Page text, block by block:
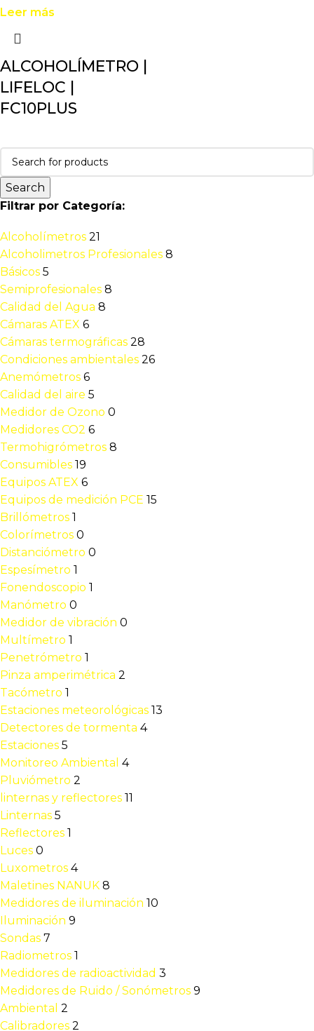
Search
Filtrar por Categoría:
Alcoholímetros 21
Alcoholimetros Profesionales 8
Básicos 5
Semiprofesionales 8
Calidad del Agua 8
Cámaras ATEX 6
Cámaras termográficas 28
Condiciones ambientales 26
Anemómetros 6
Calidad del aire 5
Medidor de Ozono 0
Medidores CO2 6
Termohigrómetros 8
Consumibles 19
Equipos ATEX 6
Equipos de medición PCE 15
Brillómetros 1
Colorímetros 0
Distanciómetro 0
Espesímetro 1
Fonendoscopio 1
Manómetro 0
Medidor de vibración 0
Multímetro 1
Penetrómetro 1
Pinza amperimétrica 2
Tacómetro 1
Estaciones meteorológicas 13
Detectores de tormenta 4
Estaciones 5
Monitoreo Ambiental 4
Pluviómetro 2
linternas y reflectores 11
Linternas 5
Reflectores 1
Luces 0
Luxometros 4
Maletines NANUK 8
Medidores de iluminación 10
Iluminación 9
Sondas 7
Radiometros 1
Medidores de radioactividad 3
Medidores de Ruido / Sonómetros 9
Ambiental 2
Calibradores 2
Leer más
ALCOHOLÍMETRO |
LIFELOC |
FC10PLUS